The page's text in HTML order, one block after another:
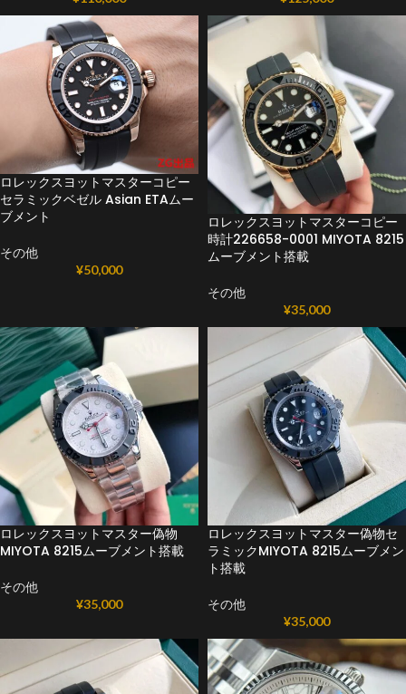
ロレックスヨットマスターコピー
セラミックベゼル Asian ETAムー
ブメント
その他
¥50,000
ロレックスヨットマスターコピー
時計226658-0001 MIYOTA 8215
ムーブメント搭載
その他
¥35,000
ロレックスヨットマスター偽物
MIYOTA 8215ムーブメント搭載
その他
¥35,000
ロレックスヨットマスター偽物セ
ラミックMIYOTA 8215ムーブメン
ト搭載
その他
¥35,000